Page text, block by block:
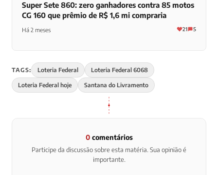
Super Sete 860: zero ganhadores contra 85 motos
CG 160 que prêmio de R$ 1,6 mi compraria
Há 2 meses 21 5
TAGS: Loteria Federal Loteria Federal 6068
Loteria Federal hoje Santana do Livramento
0comentários
Participe da discussão sobre esta matéria. Sua opinião é
importante.